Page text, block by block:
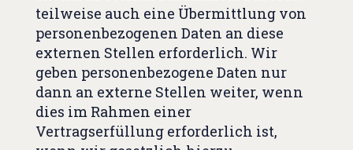
teilweise auch eine Übermittlung von
personenbezogenen Daten an diese
externen Stellen erforderlich. Wir
geben personenbezogene Daten nur
dann an externe Stellen weiter, wenn
dies im Rahmen einer
Vertragserfüllung erforderlich ist,